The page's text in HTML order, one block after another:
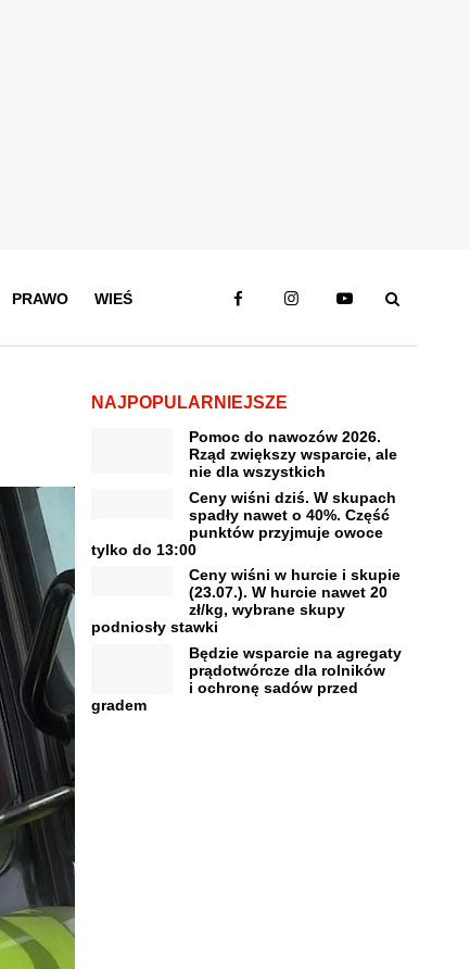
PRAWO WIEŚ
NAJPOPULARNIEJSZE
Pomoc do nawozów 2026.
Rząd zwiększy wsparcie, ale
nie dla wszystkich
Ceny wiśni dziś. W skupach
spadły nawet o 40%. Część
punktów przyjmuje owoce
tylko do 13:00
Ceny wiśni w hurcie i skupie
(23.07.). W hurcie nawet 20
zł/kg, wybrane skupy
podniosły stawki
Będzie wsparcie na agregaty
prądotwórcze dla rolników
i ochronę sadów przed
gradem